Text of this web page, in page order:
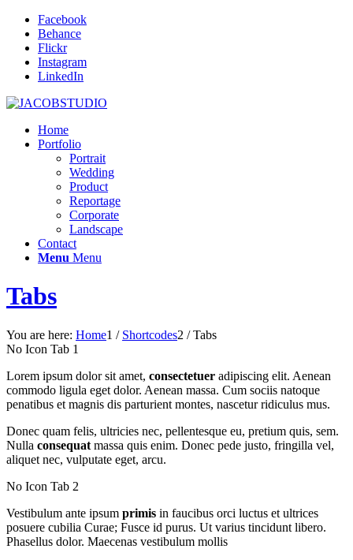
Facebook
Behance
Flickr
Instagram
LinkedIn
Home
Portfolio
Portrait
Wedding
Product
Reportage
Corporate
Landscape
Contact
Menu Menu
Tabs
You are here: Home1 / Shortcodes2 / Tabs
No Icon Tab 1
Lorem ipsum dolor sit amet, consectetuer adipiscing elit. Aenean
commodo ligula eget dolor. Aenean massa. Cum sociis natoque
penatibus et magnis dis parturient montes, nascetur ridiculus mus.
Donec quam felis, ultricies nec, pellentesque eu, pretium quis, sem.
Nulla consequat massa quis enim. Donec pede justo, fringilla vel,
aliquet nec, vulputate eget, arcu.
No Icon Tab 2
Vestibulum ante ipsum primis in faucibus orci luctus et ultrices
posuere cubilia Curae; Fusce id purus. Ut varius tincidunt libero.
Phasellus dolor. Maecenas vestibulum mollis